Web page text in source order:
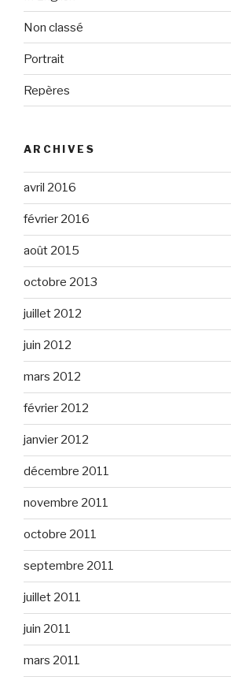
Non classé
Portrait
Repères
ARCHIVES
avril 2016
février 2016
août 2015
octobre 2013
juillet 2012
juin 2012
mars 2012
février 2012
janvier 2012
décembre 2011
novembre 2011
octobre 2011
septembre 2011
juillet 2011
juin 2011
mars 2011